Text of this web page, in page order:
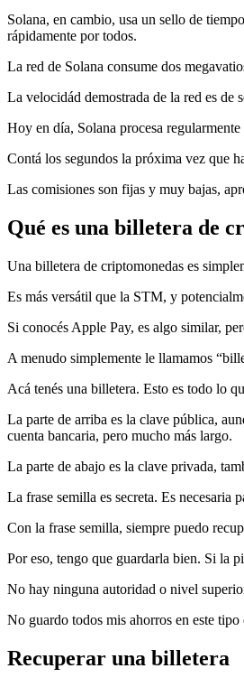
Solana, en cambio, usa un sello de
rápidamente por todos.
La red de Solana consume dos
La velocidád demostrada de la red es de
Hoy en día, Solana procesa
Contá los segundos la próxima vez que
Las comisiones son fijas y muy bajas,
Qué es una billetera de
Una billetera de criptomonedas es
Es más versátil que la STM, y
Si conocés Apple Pay, es algo similar,
A menudo simplemente le llamamos
Acá tenés una billetera. Esto es todo lo
La parte de arriba es la clave pública,
cuenta bancaria, pero mucho más largo.
La parte de abajo es la clave privada,
La frase semilla es secreta. Es necesaria
Con la frase semilla, siempre puedo
Por eso, tengo que guardarla bien. Si la
No hay ninguna autoridad o nivel
No guardo todos mis ahorros en este
Recuperar una billetera